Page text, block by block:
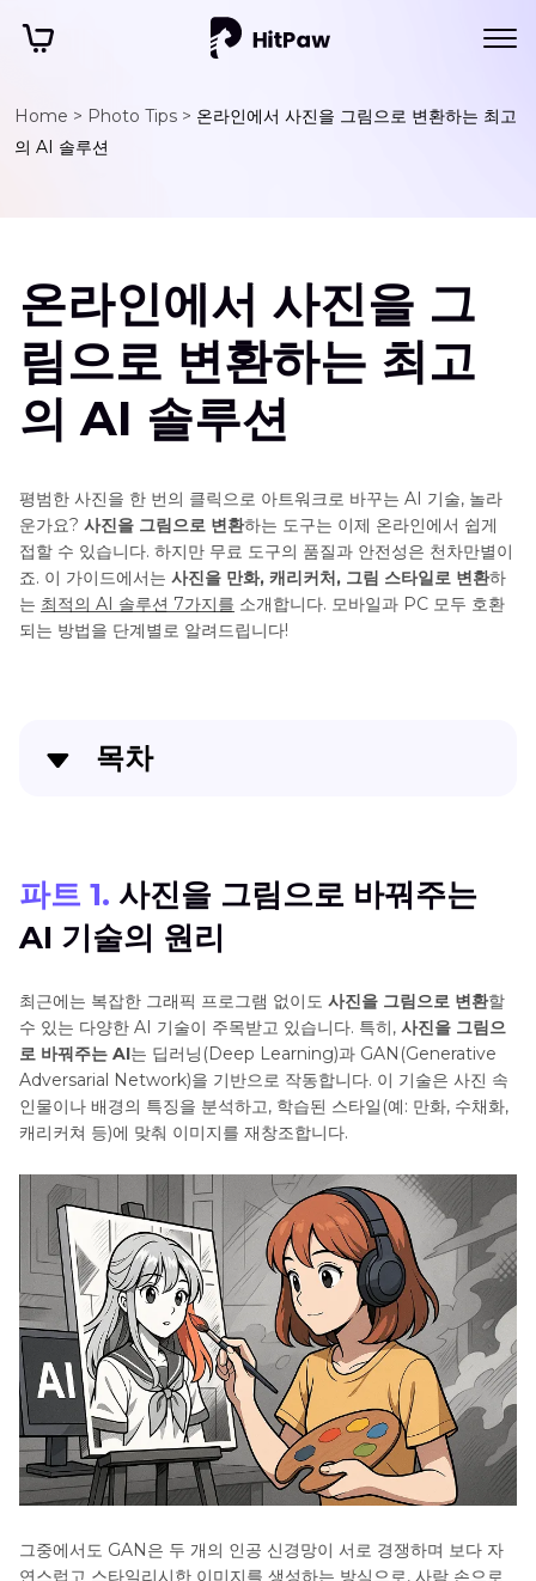
Home > Photo Tips > 온라인에서 사진을 그림으로 변환하는 최고
의 AI 솔루션
온라인에서 사진을 그
림으로 변환하는 최고
의 AI 솔루션
평범한 사진을 한 번의 클릭으로 아트워크로 바꾸는 AI 기술, 놀라
운가요? 사진을 그림으로 변환하는 도구는 이제 온라인에서 쉽게
접할 수 있습니다. 하지만 무료 도구의 품질과 안전성은 천차만별이
죠. 이 가이드에서는 사진을 만화, 캐리커처, 그림 스타일로 변환하
는 최적의 AI 솔루션 7가지를 소개합니다. 모바일과 PC 모두 호환
되는 방법을 단계별로 알려드립니다!
목차
파트 2. 모바일 vs PC용 전문 프로그램 비교
파트 3. 무료로 사용 가능한 TOP 7 사진→그림 변환 도
파트 4. 자주 묻는 질문 (FAQ)
파트 1. 사진을 그림으로 바꿔주는
AI 기술의 원리
최근에는 복잡한 그래픽 프로그램 없이도 사진을 그림으로 변환할
수 있는 다양한 AI 기술이 주목받고 있습니다. 특히, 사진을 그림으
로 바꿔주는 AI는 딥러닝(Deep Learning)과 GAN(Generative
Adversarial Network)을 기반으로 작동합니다. 이 기술은 사진 속
인물이나 배경의 특징을 분석하고, 학습된 스타일(예: 만화, 수채화,
캐리커쳐 등)에 맞춰 이미지를 재창조합니다.
그중에서도 GAN은 두 개의 인공 신경망이 서로 경쟁하며 보다 자
연스럽고 스타일리시한 이미지를 생성하는 방식으로, 사람 손으로